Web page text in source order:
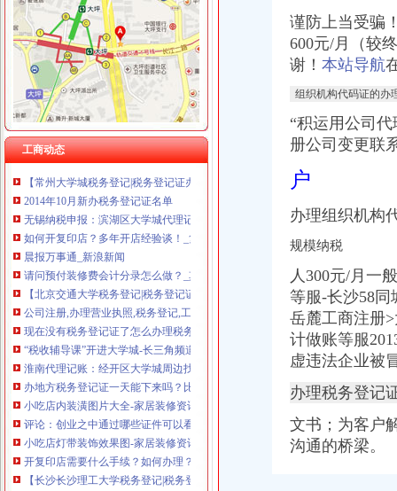
工商动态
大学城办税务登记证
钱江晚报
孝感槐荫论坛-槐荫城事-个体户没有税务登记证就不能办pos机吗？
【提供服务东莞莞城办理税务登记证要多少钱】价格_厂家_图片-Hc
开复印店需要什么样的设备？_开复印店聚合信息_开店之家
福建工程学院办公家具采购项目项目招标公告
【重庆大学城税务登记|税务登记证办理|代理税务登记】-重庆赶集网
【合肥大学城税务登记|税务登记证办理|代理税务登记】-合肥赶集网
【常州大学城税务登记|税务登记证办理|代理税务登记】-常州赶集网
2014年10月新办税务登记证名单
无锡纳税申报：滨湖区大学城代理记账上门服务-无锡爱问分类
如何开复印店？多年开店经验谈！_复印店聚合信息_开店之家
晨报万事通_新浪新闻
请问预付装修费会计分录怎么做？_其它装修|一起网装修
【北京交通大学税务登记|税务登记证办理|代理税务登记】-北京赶集网
公司注册,办理营业执照,税务登记,工商年检,记账-广州58同城
现在没有税务登记证了怎么办理税务登记证_精选律师解答—华律网
“税收辅导课”开进大学城-长三角频道-东方网
淮南代理记账：经开区大学城周边找江秀秀会计快速注册公司专业可靠
办地方税务登记证一天能下来吗？比较着急_精选律师解答—华律网
小吃店内装潢图片大全-家居装修资讯网
评论：创业之中通过哪些证件可以看出来是骗局？-58创业加盟网
小吃店灯带装饰效果图-家居装修资讯网
开复印店需要什么手续？如何办理？_开复印店聚合信息_开店之家
【长沙长沙理工大学税务登记|税务登记证办理|代理税务登记】-长沙赶
【北京学院路税务登记|税务登记证办理|代理税务登记】-北京赶集网
谨防上当受骗
600元/月（较
谢！ 本站导航
组织机构代码证的办
“积运用公司
册公司变更联
户
办理组织机构
规模纳税
人300元/月一
等服-长沙58同
岳麓工商注册
计做账等服
虚违法企业被
办理税务登记
文书；为客户
沟通的桥梁。